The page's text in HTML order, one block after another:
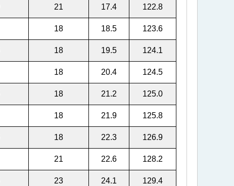
21 17.4 122.8
18 18.5 123.6
18 19.5 124.1
18 20.4 124.5
18 21.2 125.0
18 21.9 125.8
18 22.3 126.9
21 22.6 128.2
23 24.1 129.4